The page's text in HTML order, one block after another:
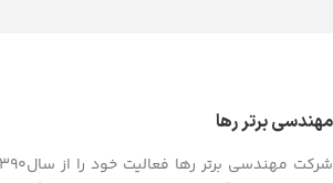
مهندسی برتر رها